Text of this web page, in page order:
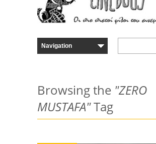
Browsing the "ZERO
MUSTAFA"Tag